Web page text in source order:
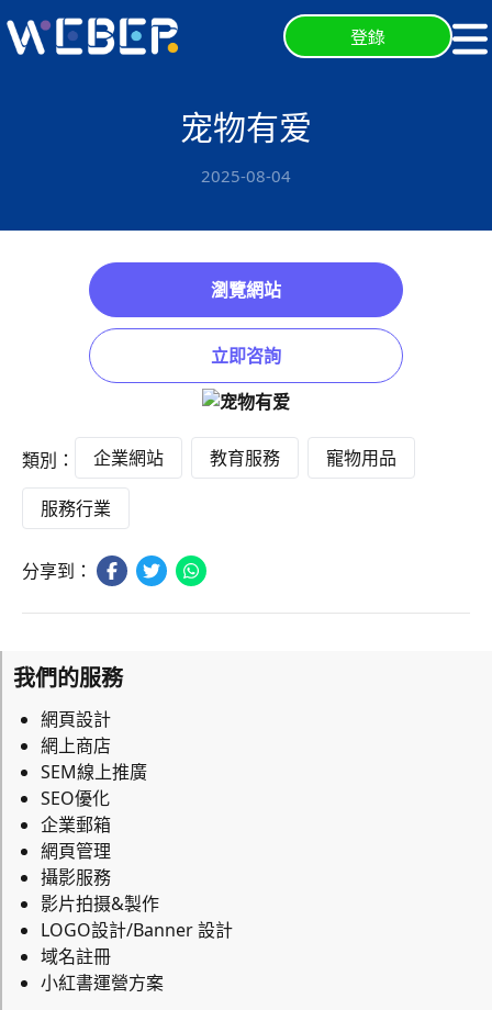
登錄
宠物有爱
2025-08-04
瀏覽網站
立即咨詢
類別： 企業網站 教育服務 寵物用品
服務行業
分享到：
我們的服務
網頁設計
網上商店
SEM線上推廣
SEO優化
企業郵箱
網頁管理
攝影服務
影片拍摄&製作
LOGO設計/Banner 設計
域名註冊
小紅書運營方案